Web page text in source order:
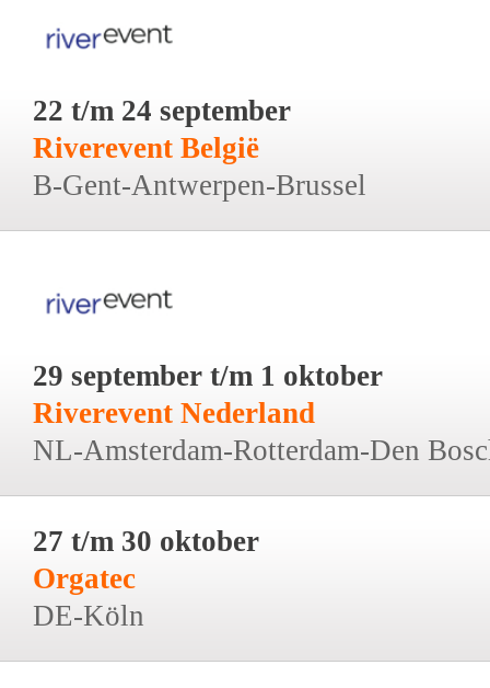
22 t/m 24 september
Riverevent België
B-Gent-Antwerpen-Brussel
29 september t/m 1 oktober
Riverevent Nederland
NL-Amsterdam-Rotterdam-Den
27 t/m 30 oktober
Orgatec
DE-Köln